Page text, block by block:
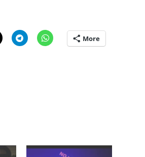
More